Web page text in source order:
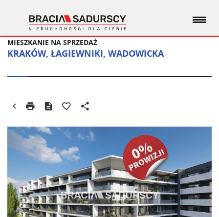
KRAKÓW, ŁAGIEWNIKI, WADOWICKA
MIESZKANIE NA SPRZEDAŻ